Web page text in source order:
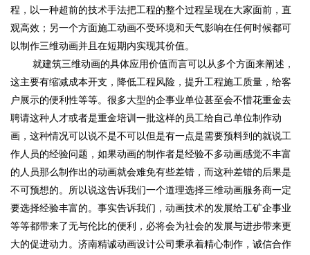
程，以一种超前的技术手法把工程的整个过程呈现在大家面前，直
观高效；另一个方面施工动画不受环境和天气影响在任何时候都可
以制作三维动画并且在短期内实现其价值。
就建筑三维动画的具体应用价值而言可以从多个方面来阐述，
这主要有缩减成本开支，降低工程风险，提升工程施工质量，给客
户展示的便利性等等。很多大型的企事业单位甚至会不惜花重金去
聘请这种人才或者是重金培训一批这样的员工给自己单位制作动
画，这种情况可以说不是不可以但是有一点是需要预料到的就说工
作人员的经验问题，如果动画的制作者是经验不多动画感觉不丰富
的人员那么制作出的动画就会难免有些差错，而这种差错的后果是
不可预想的。所以说这告诉我们一个道理选择三维动画服务商一定
要选择经验丰富的。事实告诉我们，动画技术的发展给工矿企事业
等等都带来了无与伦比的便利，必将会为社会的发展与进步带来更
大的促进动力。济南精诚动画设计公司秉承着精心制作，诚信合作